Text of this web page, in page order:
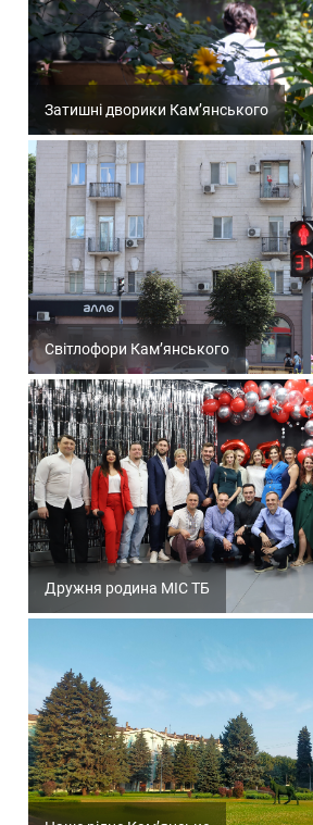
Затишні дворики Кам’янського
Світлофори Кам’янського
Дружня родина МІС ТБ